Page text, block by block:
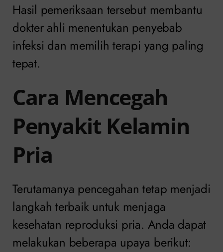
Hasil pemeriksaan tersebut membantu
dokter ahli menentukan penyebab
infeksi dan memilih terapi yang paling
tepat.
Cara Mencegah
Penyakit Kelamin
Pria
Terutamanya pencegahan tetap menjadi
langkah terbaik untuk menjaga
kesehatan reproduksi pria. Anda dapat
melakukan beberapa upaya berikut: